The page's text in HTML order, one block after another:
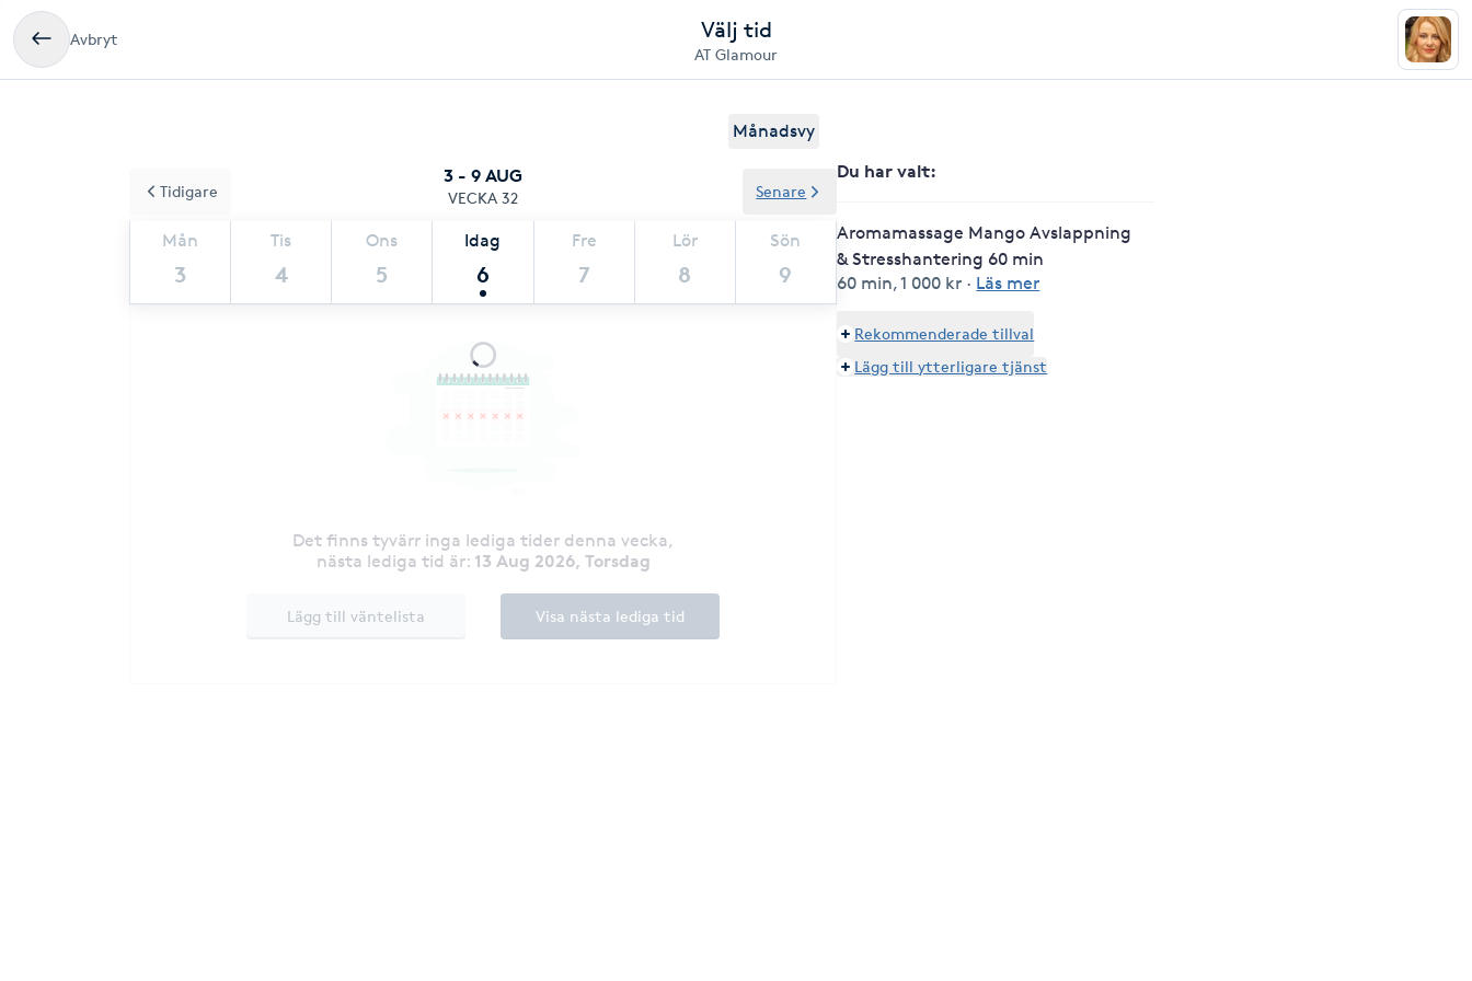
Avbryt Välj tid
AT Glamour
Månadsvy
3 - 9 AUG
VECKA 32
Mån
3
Tis
4
Ons
5
Idag
6
Fre
7
Lör
8
Sön
9
Tidigare Senare
Det finns tyvärr inga lediga tider denna vecka,
nästa lediga tid är: 13 Aug 2026, Torsdag
Lägg till väntelista Visa nästa lediga tid
Du har valt:
Aromamassage Mango Avslappning
& Stresshantering 60 min
60 min,1 000 kr · Läs mer
Rekommenderade tillval
Lägg till ytterligare tjänst